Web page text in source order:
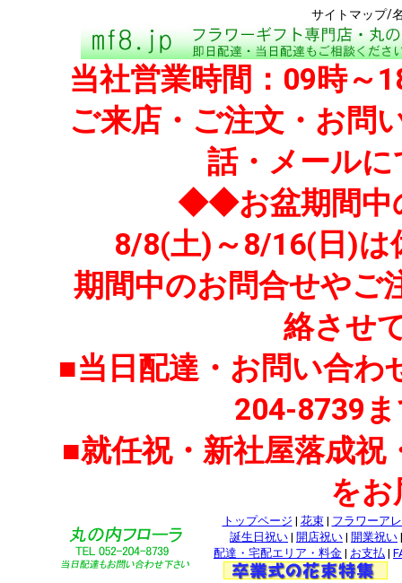
サイトマップ/
当社営業時間：09時
ご来店・ご注文・お問
話・メール
◆◆お盆期間中
8/8(土)～8/16(日)は
期間中のお問合せやご
絡させ
■当日配達・お問い合わ
204-8739
■就任祝・新社屋落成祝
を
トップページ | 花束| フラワーア
誕生日祝い | 開店祝い | 開業祝い
配達・宅配エリア・料金 | お支払 |